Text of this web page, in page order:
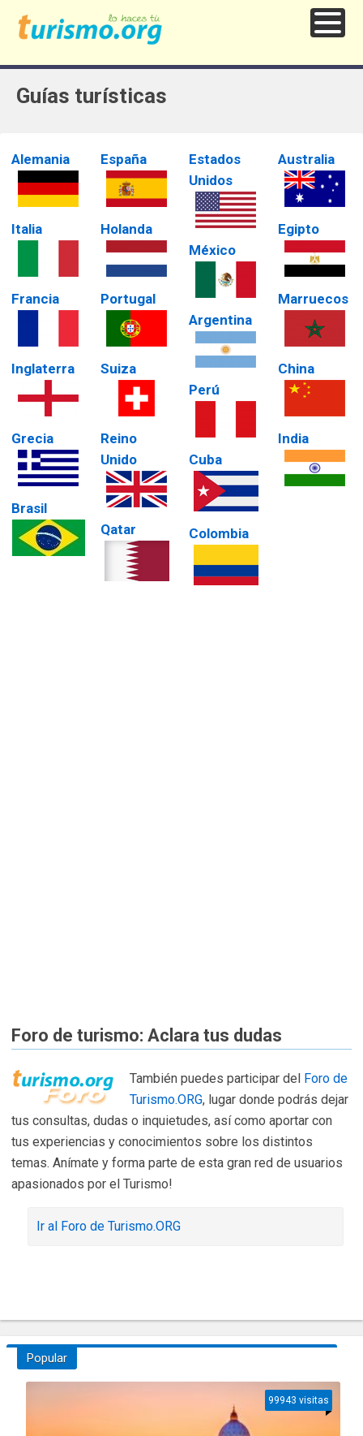
Guías turísticas
Alemania
Italia
Francia
Inglaterra
Grecia
Brasil
España
Holanda
Portugal
Suiza
Reino
Unido
Qatar
Estados
Unidos
México
Argentina
Perú
Cuba
Colombia
Australia
Egipto
Marruecos
China
India
Foro de turismo: Aclara tus dudas
También puedes participar del Foro de
Turismo.ORG, lugar donde podrás dejar
tus consultas, dudas o inquietudes, así como aportar con
tus experiencias y conocimientos sobre los distintos
temas. Anímate y forma parte de esta gran red de usuarios
apasionados por el Turismo!
Ir al Foro de Turismo.ORG
Popular
99943 visitas